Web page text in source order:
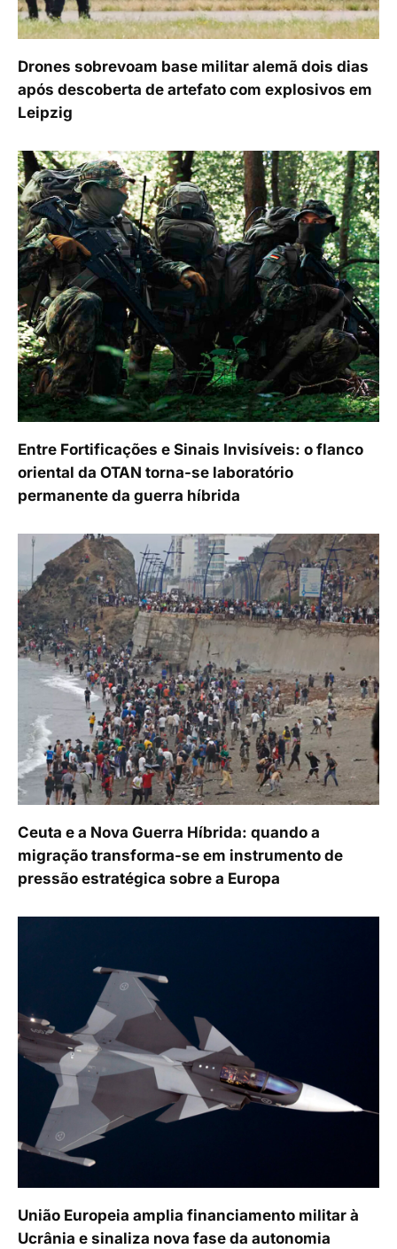
Drones sobrevoam base militar alemã dois dias
após descoberta de artefato com explosivos em
Leipzig
Entre Fortificações e Sinais Invisíveis: o flanco
oriental da OTAN torna-se laboratório
permanente da guerra híbrida
Ceuta e a Nova Guerra Híbrida: quando a
migração transforma-se em instrumento de
pressão estratégica sobre a Europa
União Europeia amplia financiamento militar à
Ucrânia e sinaliza nova fase da autonomia